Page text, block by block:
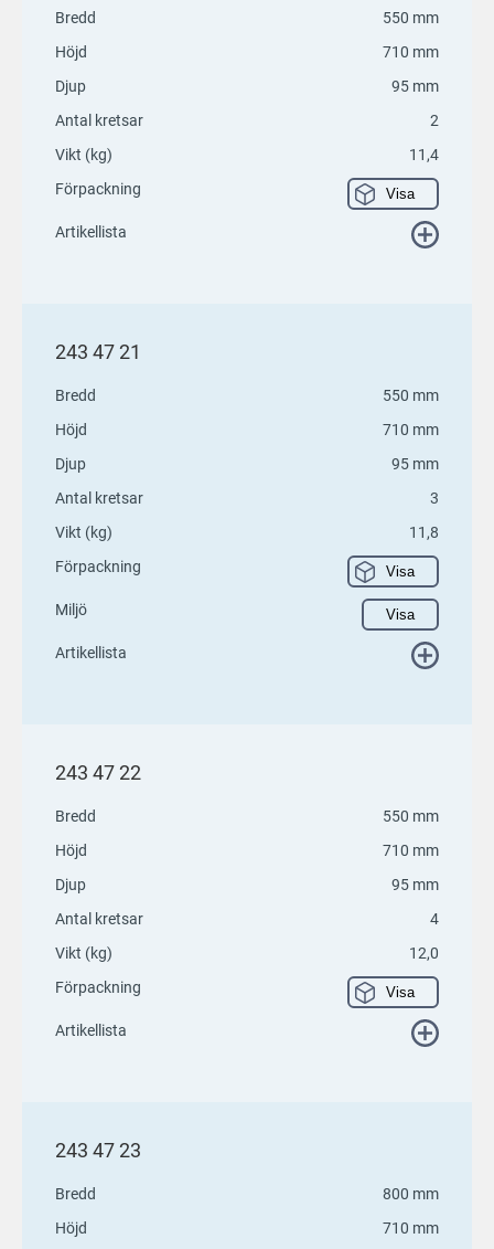
Bredd
550 mm
Höjd
710 mm
Djup
95 mm
Antal kretsar
2
Vikt (kg)
11,4
Förpackning
Visa
Artikellista
243 47 21
Bredd
550 mm
Höjd
710 mm
Djup
95 mm
Antal kretsar
3
Vikt (kg)
11,8
Förpackning
Visa
Miljö Visa
Artikellista
243 47 22
Bredd
550 mm
Höjd
710 mm
Djup
95 mm
Antal kretsar
4
Vikt (kg)
12,0
Förpackning
Visa
Artikellista
243 47 23
Bredd
800 mm
Höjd
710 mm